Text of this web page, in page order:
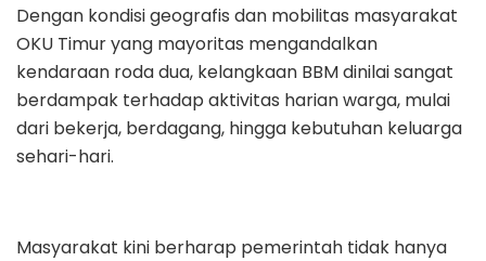
Dengan kondisi geografis dan mobilitas masyarakat
OKU Timur yang mayoritas mengandalkan
kendaraan roda dua, kelangkaan BBM dinilai sangat
berdampak terhadap aktivitas harian warga, mulai
dari bekerja, berdagang, hingga kebutuhan keluarga
sehari-hari.
Masyarakat kini berharap pemerintah tidak hanya